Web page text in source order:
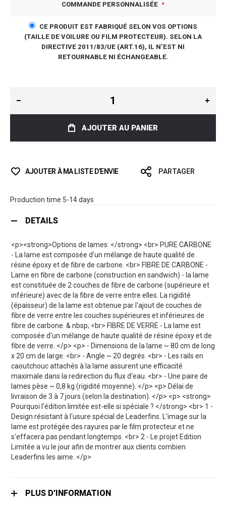
COMMANDE PERSONNALISÉE
CE PRODUIT EST FABRIQUÉ SELON VOS OPTIONS
(TAILLE DE VOILURE OU FILM PROTECTEUR). SELON LA
DIRECTIVE 2011/83/UE (ART.16), IL N’EST NI
RETOURNABLE NI ÉCHANGEABLE.
AJOUTER AU PANIER
AJOUTER À MA LISTE D’ENVIE PARTAGER
Production time 5-14 days
DETAILS
<p><strong>Options de lames: </strong> <br> PURE CARBONE
- La lame est composée d'un mélange de haute qualité de
résine époxy et de fibre de carbone. <br> FIBRE DE CARBONE -
Lame en fibre de carbone (construction en sandwich) - la lame
est constituée de 2 couches de fibre de carbone (supérieure et
inférieure) avec de la fibre de verre entre elles. La rigidité
(épaisseur) de la lame est obtenue par l'ajout de couches de
fibre de verre entre les couches supérieures et inférieures de
fibre de carbone. & nbsp; <br> FIBRE DE VERRE - La lame est
composée d'un mélange de haute qualité de résine époxy et de
fibre de verre. </p> <p> - Dimensions de la lame ~ 80 cm de long
x 20 cm de large. <br> - Angle ~ 20 degrés. <br> - Les rails en
caoutchouc attachés à la lame assurent une efficacité
maximale dans la redirection du flux d'eau. <br> - Une paire de
lames pèse ~ 0,8 kg (rigidité moyenne). </p> <p> Délai de
livraison de 3 à 7 jours (selon la destination). </p> <p> <strong>
Pourquoi l'édition limitée est-elle si spéciale ? </strong> <br> 1 -
Design résistant à l'usure spécial de Leaderfins. L'image sur la
lame est protégée des rayures par le film protecteur et ne
s'effacera pas pendant longtemps. <br> 2 - Le projet Edition
Limitée a vu le jour afin de montrer aux clients combien
Leaderfins les aime. </p>
PLUS D’INFORMATION